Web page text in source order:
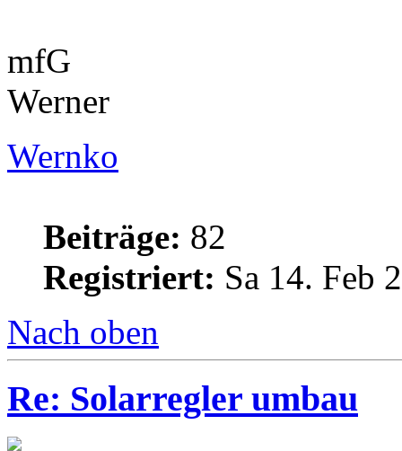
mfG
Werner
Wernko
Beiträge: 82
Registriert: Sa 14. Feb
Nach oben
Re: Solarregler umbau